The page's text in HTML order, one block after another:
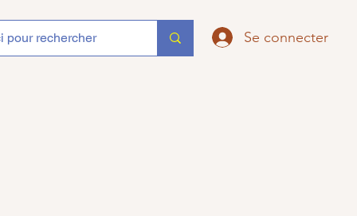
Se connecter